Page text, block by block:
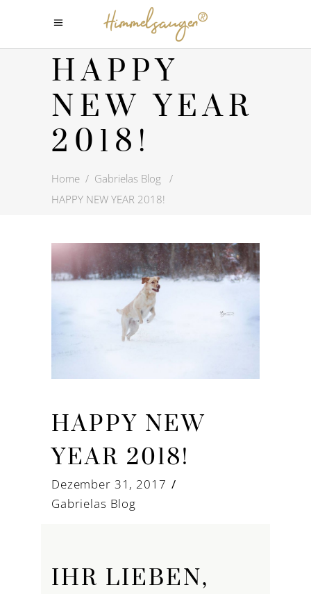
HAPPY
NEW YEAR
2018!
Home / Gabrielas Blog /
HAPPY NEW YEAR 2018!
HAPPY NEW
YEAR 2018!
Dezember 31, 2017
Gabrielas Blog
IHR LIEBEN,